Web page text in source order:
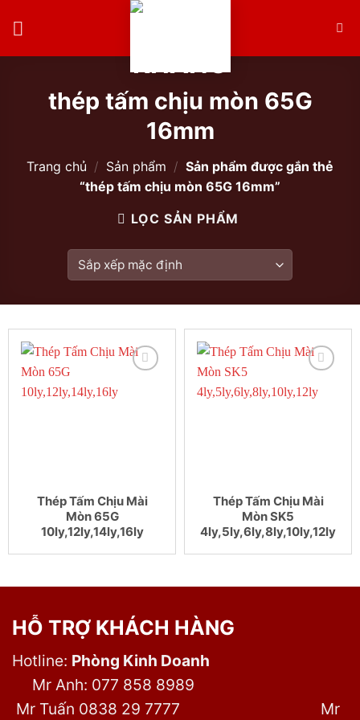
thép tấm chịu mòn 65G
16mm
Trang chủ / Sản phẩm / Sản phẩm được gắn thẻ
“thép tấm chịu mòn 65G 16mm”
LỌC SẢN PHẨM
Thép Tấm Chịu Mài
Mòn 65G
10ly,12ly,14ly,16ly
Thép Tấm Chịu Mài
Mòn SK5
4ly,5ly,6ly,8ly,10ly,12ly
HỖ TRỢ KHÁCH HÀNG
Hotline: Phòng Kinh Doanh
Mr Anh: 077 858 8989
Mr Tuấn 0838 29 7777 Mr